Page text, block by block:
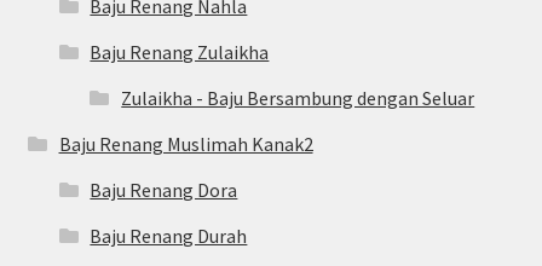
Baju Renang Nahla
Baju Renang Zulaikha
Zulaikha - Baju Bersambung dengan Seluar
Baju Renang Muslimah Kanak2
Baju Renang Dora
Baju Renang Durah